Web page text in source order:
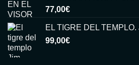
77,00€
EL TIGRE DEL
99,00€